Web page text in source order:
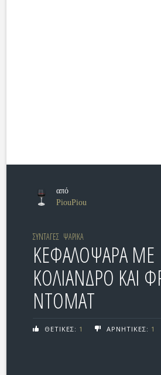
από
PiouPiou
ΣΥΝΤΑΓΕΣ ΨΑΡΙΚΑ
ΚΕΦΑΛΟΨΑΡΑ ΜΕ
ΚΟΛΙΑΝΔΡΟ ΚΑΙ
ΝΤΟΜΑΤ
ΘΕΤΙΚΕΣ: 1 ΑΡΝΗΤΙΚΕΣ: 1